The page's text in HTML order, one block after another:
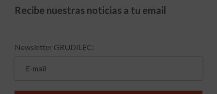
Recibe nuestras noticias a tu email
Newsletter GRUDILEC: